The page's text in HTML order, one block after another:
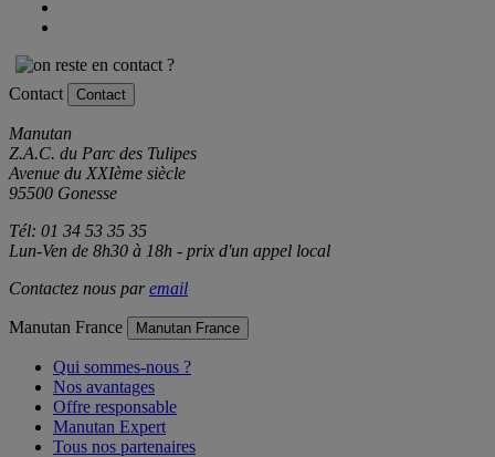
Contact Contact
Manutan
Z.A.C. du Parc des Tulipes
Avenue du XXIème siècle
95500 Gonesse
Tél: 01 34 53 35 35
Lun-Ven de 8h30 à 18h - prix d'un appel local
Contactez nous paremail
Manutan France Manutan France
Qui sommes-nous ?
Nos avantages
Offre responsable
Manutan Expert
Tous nos partenaires